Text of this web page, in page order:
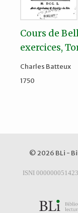
Cours de
exercices,
Charles Batteux
1750
© 2026 BLi -
ISNI